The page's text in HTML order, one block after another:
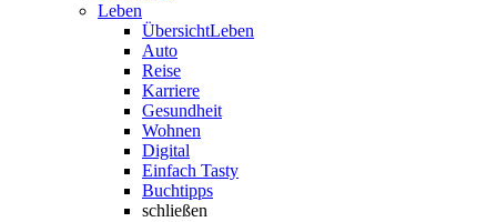
Leben
ÜbersichtLeben
Auto
Reise
Karriere
Gesundheit
Wohnen
Digital
Einfach Tasty
Buchtipps
schließen